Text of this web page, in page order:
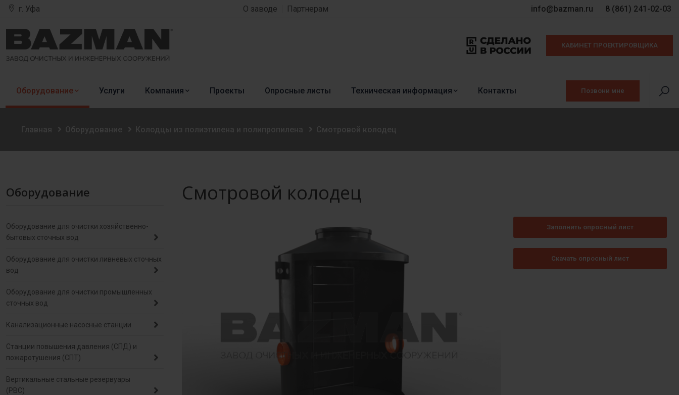
г. Уфа О заводе Партнерам info@bazman.ru 8 (861) 241-02-03
КАБИНЕТ ПРОЕКТИРОВЩИКА
Оборудование Услуги Компания Проекты Опросные листы Техническая информация Контакты Позвони мне
Главная Оборудование Колодцы из полиэтилена и полипропилена Смотровой колодец
Оборудование
Оборудование для очистки хозяйственно-
бытовых сточных вод
Оборудование для очистки ливневых сточных
вод
Оборудование для очистки промышленных
сточных вод
Канализационные насосные станции
Станции повышения давления (СПД) и
пожаротушения (СПТ)
Вертикальные стальные резервуары
(РВС)
Смотровой колодец
Заполнить опросный лист
Скачать опросный лист